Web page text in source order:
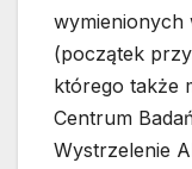
wymienionych
(początek
którego także
Centrum
Wystrzelenie